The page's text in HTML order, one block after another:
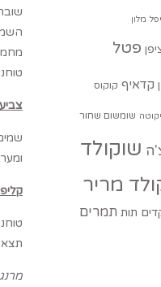
תצא
מלון
פטל
קדאיף קוקוס
שומשום שחור
שוקולד
מריר
תות תמרים